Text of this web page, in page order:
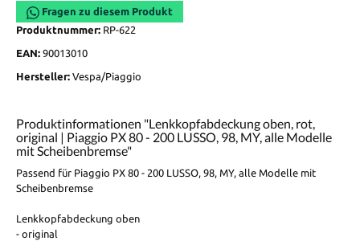
Fragen zu diesem Produkt
Produktnummer: RP-622
EAN: 90013010
Hersteller: Vespa/Piaggio
Produktinformationen "Lenkkopfabdeckung oben, rot,
original | Piaggio PX 80 - 200 LUSSO, 98, MY, alle Modelle
mit Scheibenbremse"
Passend für Piaggio PX 80 - 200 LUSSO, 98, MY, alle Modelle mit
Scheibenbremse
Lenkkopfabdeckung oben
- original